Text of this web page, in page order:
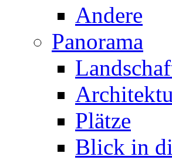
Andere
Panorama
Plätze
Blick in